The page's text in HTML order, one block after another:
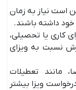
است نیاز به زمان
خود داشته باشند.
کاری یا تحصیلی،
نسبت به ویزای
مانند تعطیلات
ویزا بیشتر